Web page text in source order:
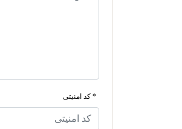
* کد امنیتی